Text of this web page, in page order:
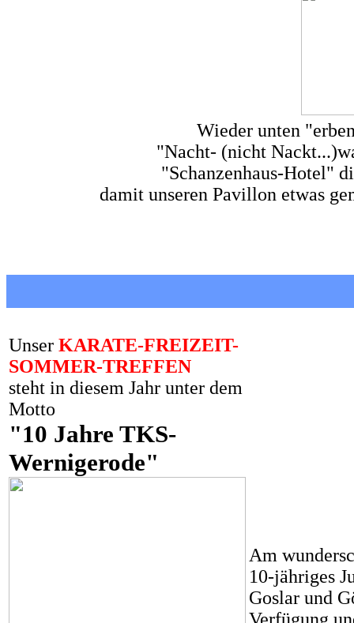
Wieder unten
"Nacht- (nicht
"Schanzenhaus-Hotel"
damit unseren Pavillon etwas
Unser KARATE-FREIZEIT-
SOMMER-TREFFEN
steht in diesem Jahr unter dem
Motto
"10 Jahre TKS-
Wernigerode"
Am
10-jähriges
Goslar und